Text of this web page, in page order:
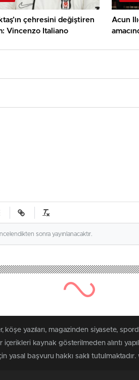
çehresini değiştiren
Vincenzo Italiano
Acun
sonra yayınlanacaktır.
köşe yazıları, magazinden siyasete,
kaynak gösterilmeden alıntı
yasal başvuru hakkı saklı